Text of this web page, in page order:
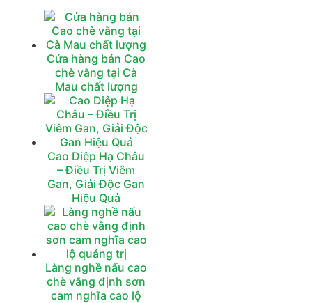
Cửa hàng bán Cao
chè vằng tại Cà
Mau chất lượng
Cao Diệp Hạ Châu
– Điều Trị Viêm
Gan, Giải Độc Gan
Hiệu Quả
Làng nghề nấu cao
chè vằng định sơn
cam nghĩa cao lộ